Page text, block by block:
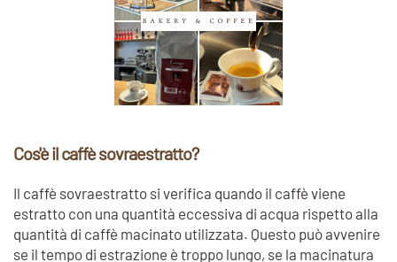
Cos'è il caffè sovraestratto?
Il caffè sovraestratto si verifica quando il caffè viene
estratto con una quantità eccessiva di acqua rispetto alla
quantità di caffè macinato utilizzata. Questo può avvenire
se il tempo di estrazione è troppo lungo, se la macinatura